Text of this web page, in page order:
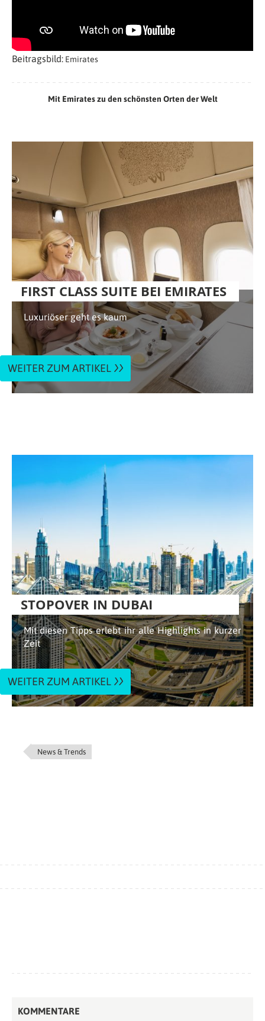
Beitragsbild: Emirates
Mit Emirates zu den schönsten Orten der Welt
FIRST CLASS SUITE BEI EMIRATES
Luxuriöser geht es kaum
WEITER ZUM ARTIKEL
STOPOVER IN DUBAI
Mit diesen Tipps erlebt ihr alle Highlights in kurzer
Zeit
WEITER ZUM ARTIKEL
News & Trends
KOMMENTARE